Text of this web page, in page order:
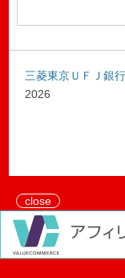
三菱東京ＵＦＪ銀
2026
close